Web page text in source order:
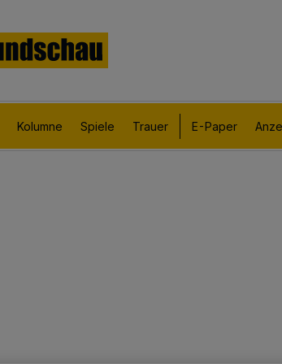
Kolumne Spiele Trauer E-Paper